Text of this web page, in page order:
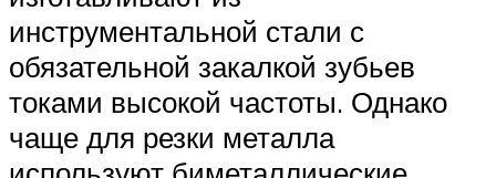
инструментальной стали с
обязательной закалкой зубьев
токами высокой частоты. Однако
чаще для резки металла